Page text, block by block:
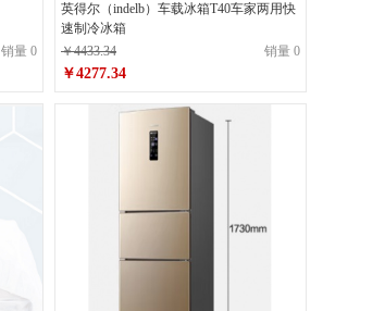
销量 0
英得尔（indelb）车载冰箱T40车家两用快
速制冷冰箱
￥4433.34
销量 0
￥4277.34